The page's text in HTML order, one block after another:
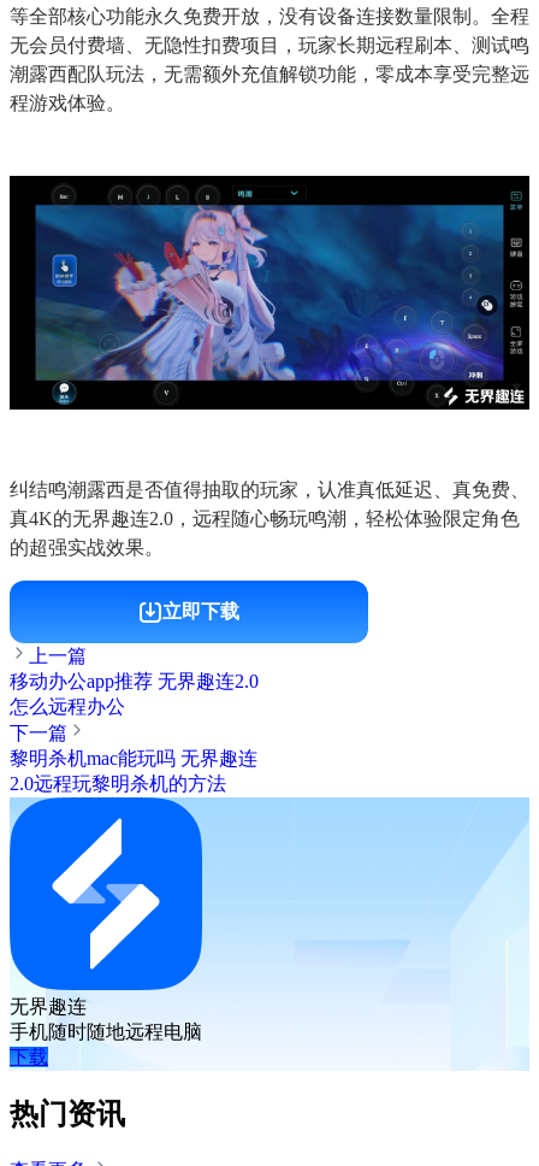
等全部核心功能永久免费开放，没有设备连接数量限制。全程
无会员付费墙、无隐性扣费项目，玩家长期远程刷本、测试鸣
潮露西配队玩法，无需额外充值解锁功能，零成本享受完整远
程游戏体验。
纠结鸣潮露西是否值得抽取的玩家，认准真低延迟、真免费、
真4K的无界趣连2.0，远程随心畅玩鸣潮，轻松体验限定角色
的超强实战效果。
立即下载
上一篇
移动办公app推荐 无界趣连2.0
怎么远程办公
下一篇
黎明杀机mac能玩吗 无界趣连
2.0远程玩黎明杀机的方法
无界趣连
手机随时随地远程电脑
下载
热门资讯